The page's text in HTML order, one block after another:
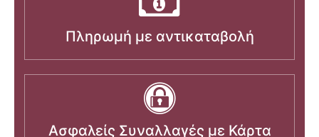
Πληρωμή με αντικαταβολή
Ασφαλείς Συναλλαγές με Κάρτα